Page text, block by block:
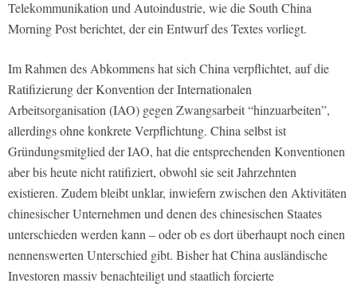
Telekommunikation und Autoindustrie, wie die South China
Morning Post berichtet, der ein Entwurf des Textes vorliegt.
Im Rahmen des Abkommens hat sich China verpflichtet, auf die
Ratifizierung der Konvention der Internationalen
Arbeitsorganisation (IAO) gegen Zwangsarbeit “hinzuarbeiten”,
allerdings ohne konkrete Verpflichtung. China selbst ist
Gründungsmitglied der IAO, hat die entsprechenden Konventionen
aber bis heute nicht ratifiziert, obwohl sie seit Jahrzehnten
existieren. Zudem bleibt unklar, inwiefern zwischen den Aktivitäten
chinesischer Unternehmen und denen des chinesischen Staates
unterschieden werden kann – oder ob es dort überhaupt noch einen
nennenswerten Unterschied gibt. Bisher hat China ausländische
Investoren massiv benachteiligt und staatlich forcierte